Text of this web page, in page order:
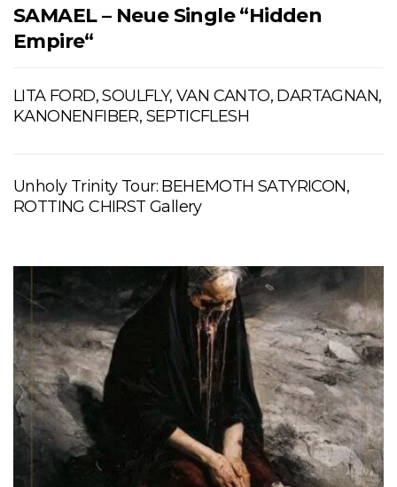
SAMAEL – Neue Single “Hidden
Empire“
LITA FORD, SOULFLY, VAN CANTO, DARTAGNAN,
KANONENFIBER, SEPTICFLESH
Unholy Trinity Tour: BEHEMOTH SATYRICON,
ROTTING CHIRST Gallery